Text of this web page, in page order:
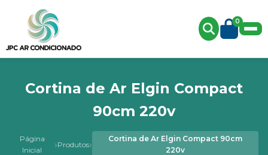
0
Cortina de Ar Elgin Compact
90cm 220v
Página
Inicial
›Produtos›
Cortina de Ar Elgin Compact 90cm
220v